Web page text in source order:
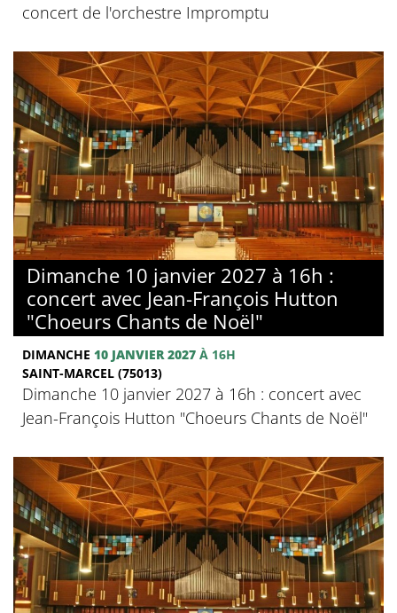
concert de l'orchestre Impromptu
Dimanche 10 janvier 2027 à 16h :
concert avec Jean-François Hutton
"Choeurs Chants de Noël"
DIMANCHE 10 JANVIER 2027 À 16H
SAINT-MARCEL (75013)
Dimanche 10 janvier 2027 à 16h : concert avec
Jean-François Hutton "Choeurs Chants de Noël"